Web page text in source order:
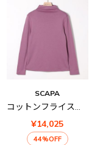
SCAPA
コットンフライスボトルネックカットソー
¥14,025
44%OFF